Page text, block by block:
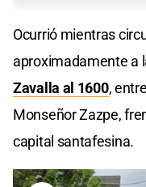
Ocurrió mientras
aproximadamente a
Zavalla al 1600,
Monseñor Zazpe,
capital santafesina.